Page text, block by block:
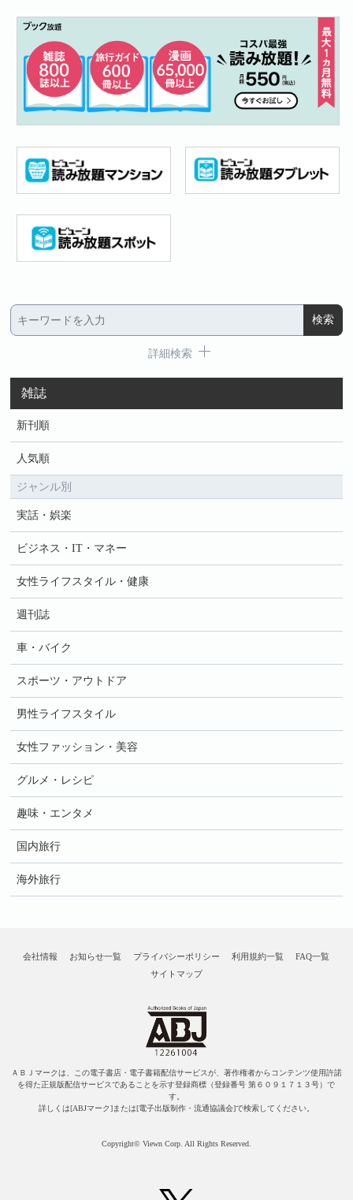
詳細検索
雑誌
新刊順
人気順
ジャンル別
実話・娯楽
ビジネス・IT・マネー
女性ライフスタイル・健康
週刊誌
車・バイク
スポーツ・アウトドア
男性ライフスタイル
女性ファッション・美容
グルメ・レシピ
趣味・エンタメ
国内旅行
海外旅行
会社情報 お知らせ一覧 プライバシーポリシー 利用規約一覧
FAQ一覧
サイトマップ
ＡＢＪマークは、この電子書店・電子書籍配信サービスが、著作権者からコンテンツ使用許諾
を得た正規版配信サービスであることを示す登録商標（登録番号 第６０９１７１３号）で
す。
詳しくは[ABJマーク]または[電子出版制作・流通協議会]で検索してください。
Copyright© Viewn Corp. All Rights Reserved.